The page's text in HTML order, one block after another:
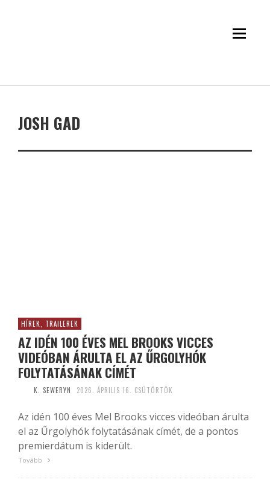
JOSH GAD
HÍREK, TRAILEREK
AZ IDÉN 100 ÉVES MEL BROOKS VICCES
VIDEÓBAN ÁRULTA EL AZ ŰRGOLYHÓK
FOLYTATÁSÁNAK CÍMÉT
K. SEWERYN 2026. ÁPRILIS 16. CSÜTÖRTÖK
Az idén 100 éves Mel Brooks vicces videóban árulta
el az Űrgolyhók folytatásának címét, de a pontos
premierdátum is kiderült.
Tovább